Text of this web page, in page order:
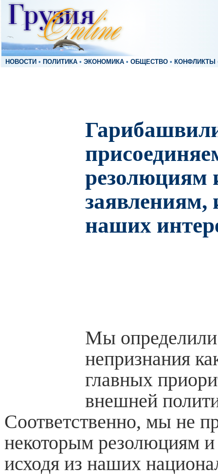
НОВОСТИ • ПОЛИТИКА • ЭКОНОМИКА • ОБЩЕСТВО • КОНФЛИКТЫ
резолюциям
заявлениям,
наших
Мы
непризнания
главных
внешней
Соответственно, мы не
некоторым резолюциям и
исходя из наших